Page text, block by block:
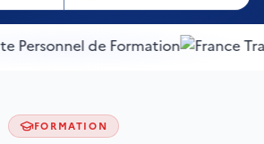
FORMATION